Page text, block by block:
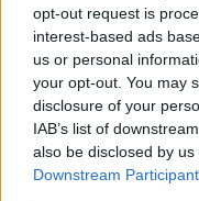
opt-out request is
interest-based ads
us or personal
your opt-out. You may
disclosure of your
IAB’s list of
also be disclosed by
Downstream